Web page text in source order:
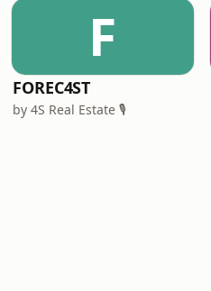
F
FOREC4ST
by 4S Real Estate 🎙️